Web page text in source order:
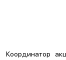
Координатор